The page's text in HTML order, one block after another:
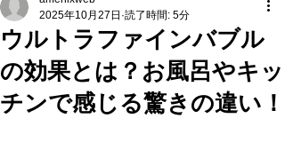
ウルトラファインバブル
の効果とは？お風呂やキッ
チンで感じる驚きの違い！
2025年10月27日 読了時間: 5分